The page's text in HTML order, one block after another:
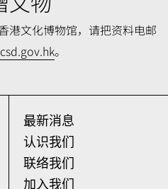
港文化博物馆，请把资料电邮
。
最新消息
认识我们
联络我们
加入我们